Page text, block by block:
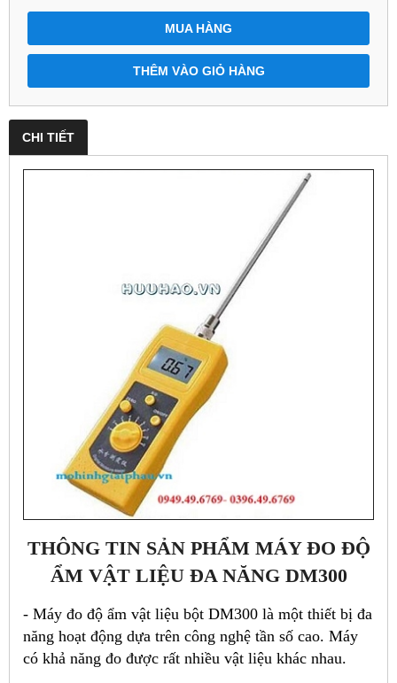
MUA HÀNG
THÊM VÀO GIỎ HÀNG
CHI TIẾT
THÔNG TIN SẢN PHẨM MÁY ĐO ĐỘ
ẨM VẬT LIỆU ĐA NĂNG DM300
- Máy đo độ ẩm vật liệu bột DM300 là một thiết bị đa
năng hoạt động dựa trên công nghệ tần số cao. Máy
có khả năng đo được rất nhiều vật liệu khác nhau.